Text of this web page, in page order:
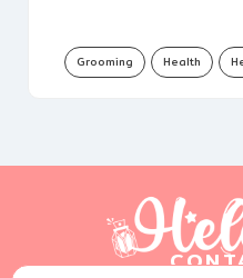
Grooming Health